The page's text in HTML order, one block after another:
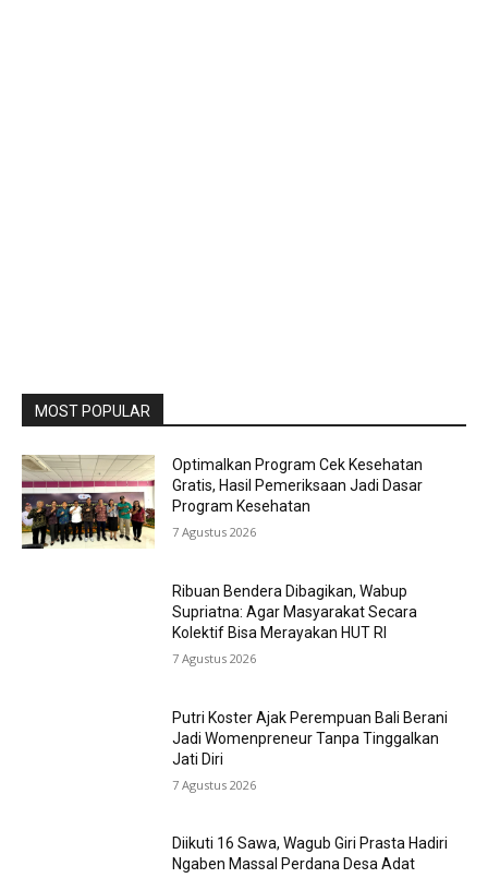
MOST POPULAR
Optimalkan Program Cek Kesehatan
Gratis, Hasil Pemeriksaan Jadi Dasar
Program Kesehatan
7 Agustus 2026
Ribuan Bendera Dibagikan, Wabup
Supriatna: Agar Masyarakat Secara
Kolektif Bisa Merayakan HUT RI
7 Agustus 2026
Putri Koster Ajak Perempuan Bali Berani
Jadi Womenpreneur Tanpa Tinggalkan
Jati Diri
7 Agustus 2026
Diikuti 16 Sawa, Wagub Giri Prasta Hadiri
Ngaben Massal Perdana Desa Adat